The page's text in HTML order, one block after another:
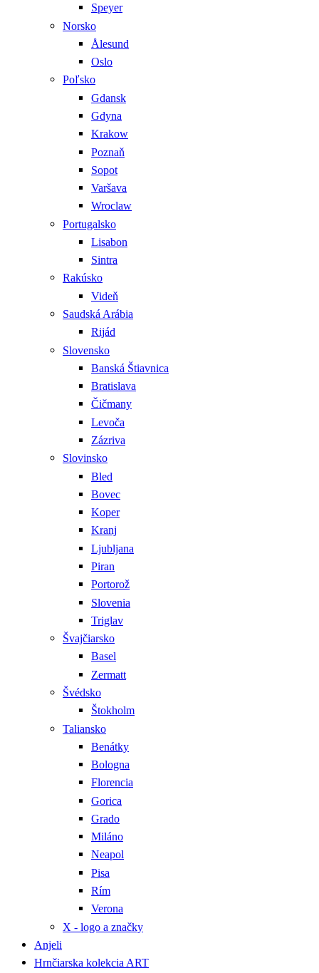
Speyer
Norsko
Ålesund
Oslo
Poľsko
Gdansk
Gdyna
Krakow
Poznaň
Sopot
Varšava
Wroclaw
Portugalsko
Lisabon
Sintra
Rakúsko
Videň
Saudská Arábia
Rijád
Slovensko
Banská Štiavnica
Bratislava
Čičmany
Levoča
Zázriva
Slovinsko
Bled
Bovec
Koper
Kranj
Ljubljana
Piran
Portorož
Slovenia
Triglav
Švajčiarsko
Basel
Zermatt
Švédsko
Štokholm
Taliansko
Benátky
Bologna
Florencia
Gorica
Grado
Miláno
Neapol
Pisa
Rím
Verona
X - logo a značky
Anjeli
Hrnčiarska kolekcia ART